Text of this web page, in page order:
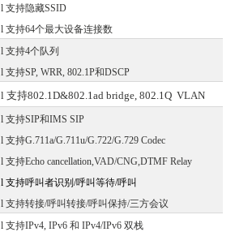
l支持隐藏SSID
l支持64个最大设备连接数
l支持4个队列
l支持SP, WRR, 802.1P和DSCP
l支持802.1D&802.1ad bridge, 802.1Q VLAN
l支持SIP和IMS SIP
l支持G.711a/G.711u/G.722/G.729 Codec
l支持Echo cancellation,VAD/CNG,DTMF Relay
l支持呼叫者识别/呼叫等待/呼叫
l支持转接/呼叫转接/呼叫保持/三方会议
l支持IPv4, IPv6 和 IPv4/IPv6 双栈